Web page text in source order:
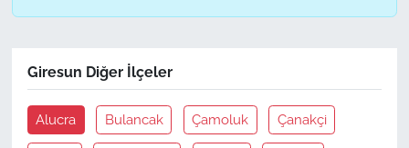
Giresun Diğer İlçeler
Alucra Bulancak Çamoluk Çanakçi